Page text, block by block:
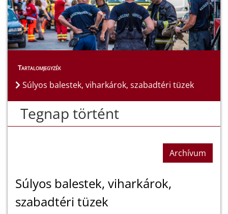
Tartalomjegyzék
Súlyos balestek, viharkárok, szabadtéri tüzek
Tegnap történt
Archívum
Súlyos balestek, viharkárok,
szabadtéri tüzek